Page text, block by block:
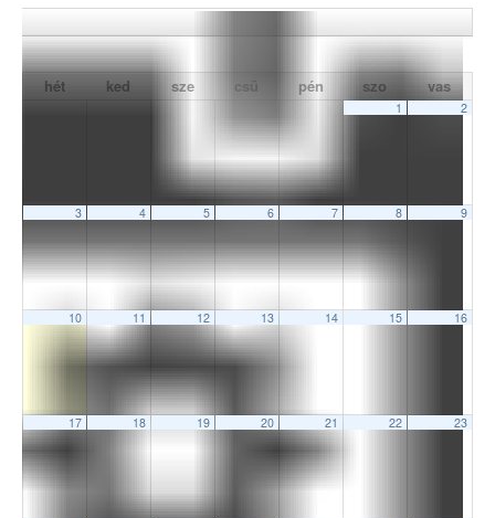
hét ked sze csü pén szo vas
1 2
3 4 5 6 7 8 9
10 11 12 13 14 15 16
17 18 19 20 21 22 23